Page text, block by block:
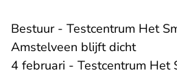
Bestuur - Testcentrum Het
Amstelveen blijft dicht
4 februari - Testcentrum Het